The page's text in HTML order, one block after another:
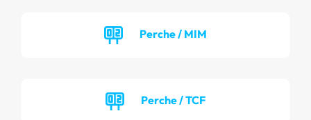
Perche / MIM
Perche / TCF